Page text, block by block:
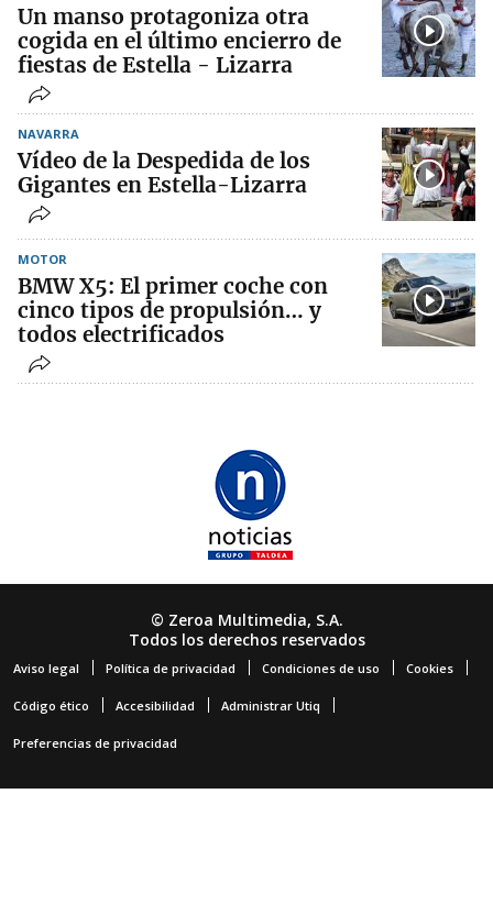
Un manso protagoniza otra
cogida en el último encierro de
fiestas de Estella - Lizarra
NAVARRA
Vídeo de la Despedida de los
Gigantes en Estella-Lizarra
MOTOR
BMW X5: El primer coche con
cinco tipos de propulsión… y
todos electrificados
© Zeroa Multimedia, S.A.
Todos los derechos reservados
Aviso legal Política de privacidad Condiciones de uso Cookies
Código ético Accesibilidad Administrar Utiq
Preferencias de privacidad